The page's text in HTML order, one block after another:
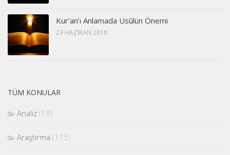
Kur’an’ı Anlamada Usûlün Önemi
23 HAZIRAN 2018
TÜM KONULAR
Analiz (18)
Araştırma (175)